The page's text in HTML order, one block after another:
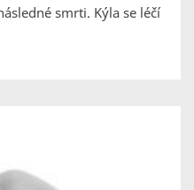
smrti. Kýla se léčí